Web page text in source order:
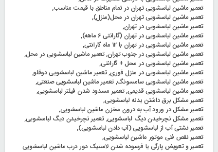
تعمیر ماشین لباسشویی تهران در تمام مناطق با قیمت مناسب,
تعمیر ماشین لباسشویی تهران در محل(منزل),
تعمیر ماشین لباسشویی در تهران,
تعمیر ماشین لباسشویی در تهران (گارانتی 6 ماهه)
,
تعمیر ماشین لباسشویی در تهران با 12 ماه گارانتی
,
تعمیر ماشین لباسشویی در جنوب تهران,تعمیر ماشین لباسشویی در محل,
تعمیر ماشین لباسشویی در محل + گارانتی,
تعمیر ماشین لباسشویی در منزل فوری,تعمیر ماشین لباسشویی دوقلو,
تعمیر ماشین لباسشویی سامسونگ,تعمیر ماشین لباسشویی صنعتی,
تعمیر ماشین لباسشویی قدیمی,تعمیر مسدود شدن فیلتر لباسشویی,
تعمیر مشکل برق داشتن بدنه لباسشویی,
تعمیر مشکل در ورود آب به درون مخزن ماشین لباسشویی,
تعمیر مشکل نچرخیدن دیگ لباسشویی,تعمیر نچرخیدن دیگ لباسشویی,
تعمیر نشتی آب از لباسشویی (آب دادن لباسشویی),
تعمیر نقص فنی موتور ماشین لباسشویی,
تعمیر و تعویض پارگی یا فرسوده شدن لاستیک دور درب ماشین لباسشویی